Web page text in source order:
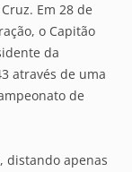
Em 28 de
o Capitão
da
através de uma
de
distando apenas